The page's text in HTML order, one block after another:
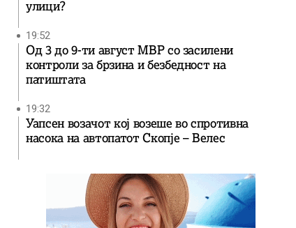
улици?
19:52
Од 3 до 9-ти август МВР со засилени
контроли за брзина и безбедност на
патиштата
19:32
Уапсен возачот кој возеше во спротивна
насока на автопатот Скопје – Велес